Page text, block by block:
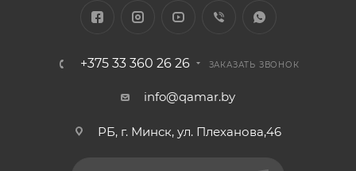
+375 33 360 26 26 ЗАКАЗАТЬ ЗВОНОК
info@qamar.by
РБ, г. Минск, ул. Плеханова,46